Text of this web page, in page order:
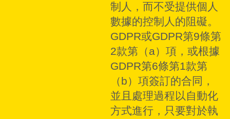
制人，而不受提供個人
數據的控制人的阻礙。
GDPR或GDPR第9條第
2款第（a）項，或根據
GDPR第6條第1款第
（b）項簽訂的合同，
並且處理過程以自動化
方式進行，只要對於執